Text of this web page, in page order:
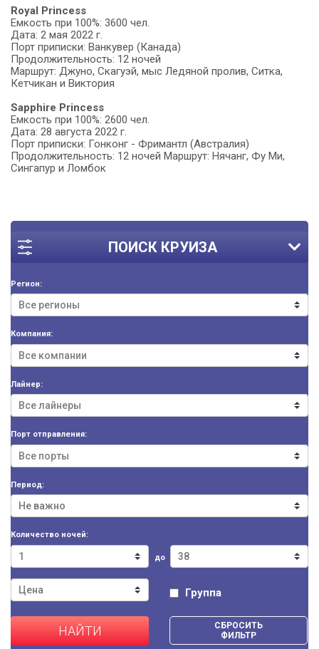
ПОИСК КРУИЗА
Регион:
Компания:
Лайнер:
Порт отправления:
Период:
Количество ночей:
до
Группа
НАЙТИ
СБРОСИТЬ
ФИЛЬТР
Royal Princess
Емкость при 100%: 3600 чел.
Дата: 2 мая 2022 г.
Порт приписки: Ванкувер (Канада)
Продолжительность: 12 ночей
Маршрут: Джуно, Скагуэй, мыс Ледяной пролив, Ситка,
Кетчикан и Виктория
Sapphire Princess
Емкость при 100%: 2600 чел.
Дата: 28 августа 2022 г.
Порт приписки: Гонконг - Фримантл (Австралия)
Продолжительность: 12 ночей Маршрут: Нячанг, Фу Ми,
Сингапур и Ломбок